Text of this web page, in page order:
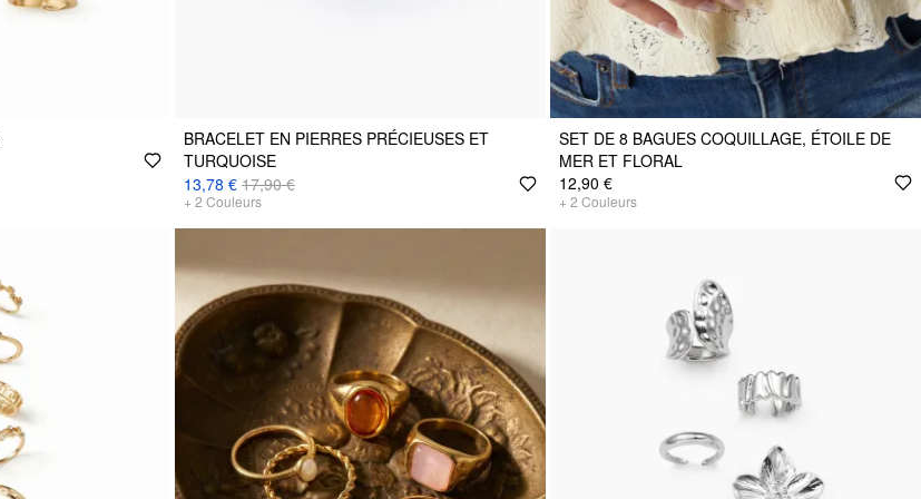
BRACELET EN PIERRES PRÉCIEUSES ET
TURQUOISE
13,78 € 17,90 €
+ 2 Couleurs
SET DE 8 BAGUES COQUILLAGE, ÉTOILE DE
MER ET FLORAL
12,90 €
+ 2 Couleurs